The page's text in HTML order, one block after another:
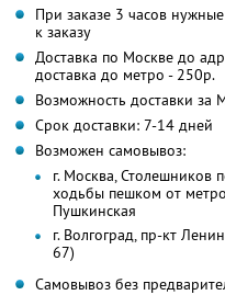
При заказе 3 часов
к заказу
Доставка по Москве до
доставка до метро - 250р.
Возможность доставки за
Срок доставки: 7-14 дней
Возможен самовывоз:
г. Москва, Столешников
ходьбы пешком от
Пушкинская
г. Волгоград, пр-кт
67)
Самовывоз без